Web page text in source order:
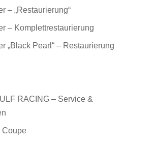
– „Restaurierung“
– Komplettrestaurierung
„Black Pearl“ – Restaurierung
RACING – Service &
Coupe